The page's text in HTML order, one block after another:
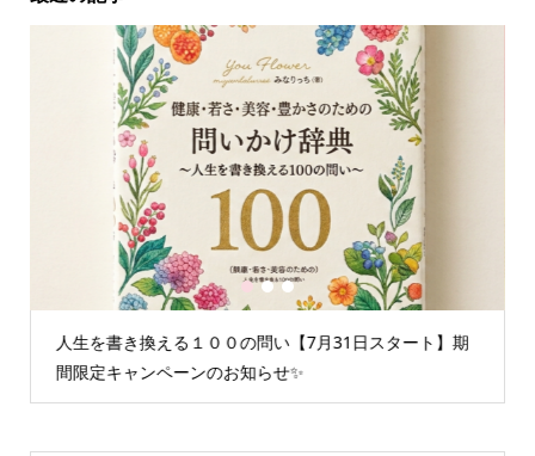
タート】期
情報空間を書き換えるグループセッション☆聞く
重たいエネルギーが解放されます
2 3